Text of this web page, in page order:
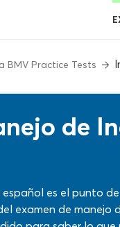
BMV Practice Tests
de
es el punto
examen de manejo